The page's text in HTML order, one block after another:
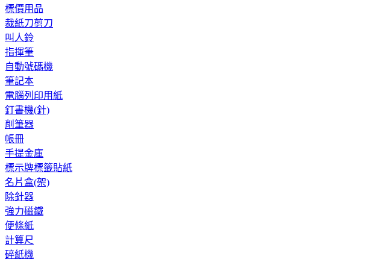
標價用品
裁紙刀剪刀
叫人鈴
指揮筆
自動號碼機
筆記本
電腦列印用紙
釘書機(針)
削筆器
帳冊
手提金庫
標示牌標籤貼紙
名片盒(架)
除針器
強力磁鐵
便條紙
計算尺
碎紙機